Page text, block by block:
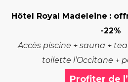
Hôtel Royal Madeleine :
-22%
Accès piscine + sauna +
toilette l’Occitane +
Profiter de